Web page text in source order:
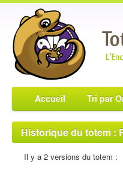
Accueil Tri par
Historique du totem :
Il y a 2 versions du totem :